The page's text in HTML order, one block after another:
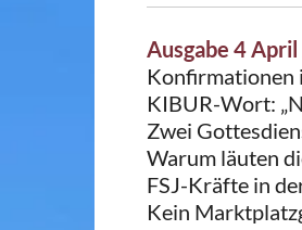
Ausgabe 4
Konfirmationen
KIBUR-Wort:
Zwei
Warum läuten
FSJ-Kräfte in
Kein